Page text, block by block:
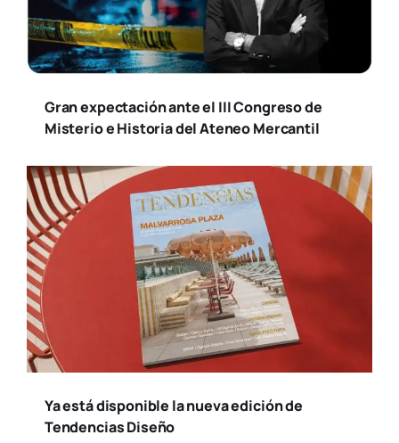
Gran expectación ante el III Congreso de
Misterio e Historia del Ateneo Mercantil
Ya está disponible la nueva edición de
Tendencias Diseño